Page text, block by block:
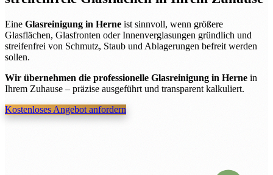
Eine Glasreinigung in Herne ist sinnvoll, wenn größere
Glasflächen, Glasfronten oder Innenverglasungen gründlich und
streifenfrei von Schmutz, Staub und Ablagerungen befreit werden
sollen.
Wir übernehmen die professionelle Glasreinigung in Herne in
Ihrem Zuhause – präzise ausgeführt und transparent kalkuliert.
Kostenloses Angebot anfordern